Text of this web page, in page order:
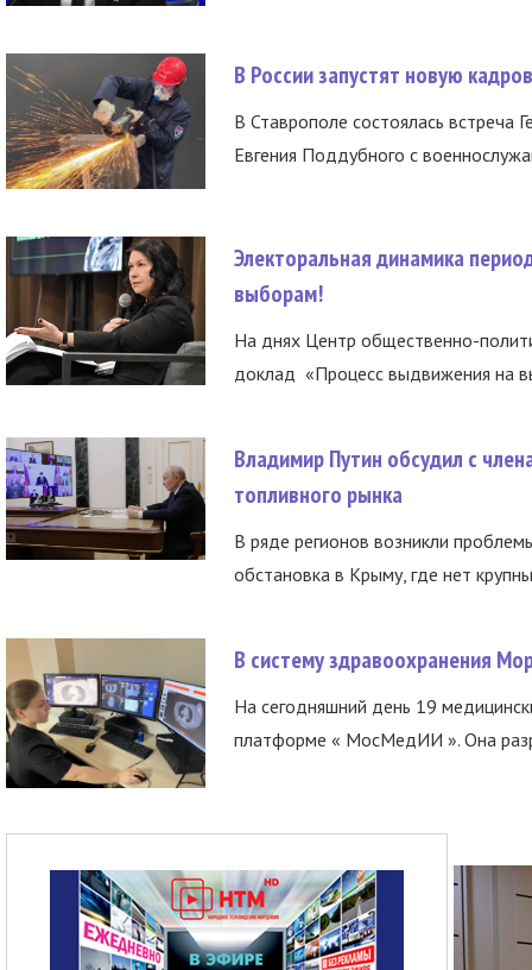
В России запустят новую
В Ставрополе состоялась встреча
Евгения Поддубного с
Электоральная динамика
выборам!
На днях Центр общественно-
доклад «Процесс выдвижения на
Владимир Путин обсудил с
топливного рынка
В ряде регионов возникли
обстановка в Крыму, где нет
В систему здравоохранения
На сегодняшний день 19
платформе « МосМедИИ ». Она